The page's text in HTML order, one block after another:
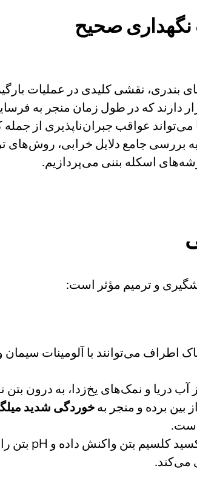
نگهداری صحیح
نقشی کلیدی در عملیات
که در طول زمان منجر به
عواقب جبران‌ناپذیری از
جامع دلایل خرابی، روش‌های
اسکله بتنی می‌پردازیم.
و ترمیم مؤثر است:
اطراف می‌توانند با آلومینات
آب دریا و نمک‌های یخ‌زدا، به درون
خوردگی شدید
است.
می‌کند.